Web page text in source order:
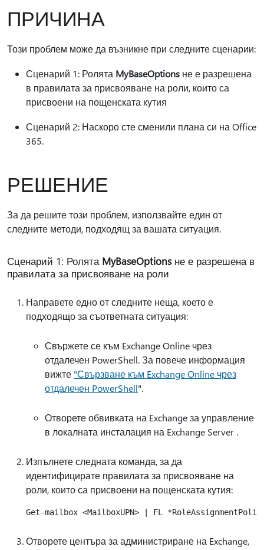
ПРИЧИНА
Този проблем може да възникне при следните сценарии:
Сценарий 1: Ролята MyBaseOptions не е разрешена
в правилата за присвояване на роли, които са
присвоени на пощенската кутия
Сценарий 2: Наскоро сте сменили плана си на Office
365.
РЕШЕНИЕ
За да решите този проблем, използвайте един от
следните методи, подходящ за вашата ситуация.
Сценарий 1: Ролята MyBaseOptionsне е разрешена в
правилата за присвояване на роли
Направете едно от следните неща, което е
подходящо за съответната ситуация:
Свържете се към Exchange Online чрез
отдалечен PowerShell. За повече информация
вижте "Свързване към Exchange Online чрез
отдалечен PowerShell".
Отворете обвивката на Exchange за управление
в локалната инсталация на Exchange Server .
Изпълнете следната команда, за да
идентифицирате правилата за присвояване на
роли, които са присвоени на пощенската кутия:
Отворете центъра за администриране на Exchange,